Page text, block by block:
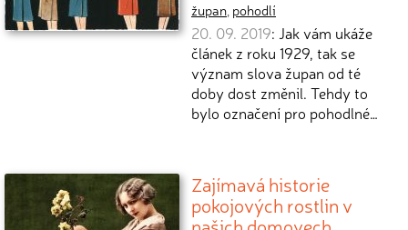
župan, pohodlí
20. 09. 2019: Jak vám ukáže
článek z roku 1929, tak se
význam slova župan od té
doby dost změnil. Tehdy to
bylo označení pro pohodlné…
Zajímavá historie
pokojových rostlin v